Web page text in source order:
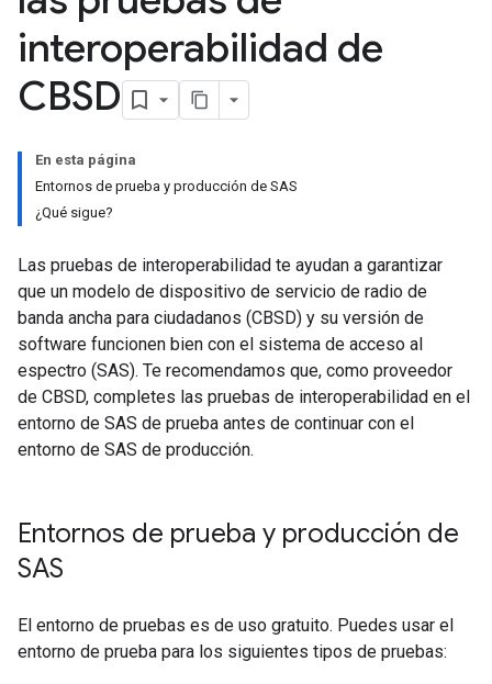
interoperabilidad de
CBSD
En esta página
Entornos de prueba y producción de SAS
¿Qué sigue?
Las pruebas de interoperabilidad te ayudan a garantizar
que un modelo de dispositivo de servicio de radio de
banda ancha para ciudadanos (CBSD) y su versión de
software funcionen bien con el sistema de acceso al
espectro (SAS). Te recomendamos que, como proveedor
de CBSD, completes las pruebas de interoperabilidad en el
entorno de SAS de prueba antes de continuar con el
entorno de SAS de producción.
Entornos de prueba y producción de
SAS
El entorno de pruebas es de uso gratuito. Puedes usar el
entorno de prueba para los siguientes tipos de pruebas: